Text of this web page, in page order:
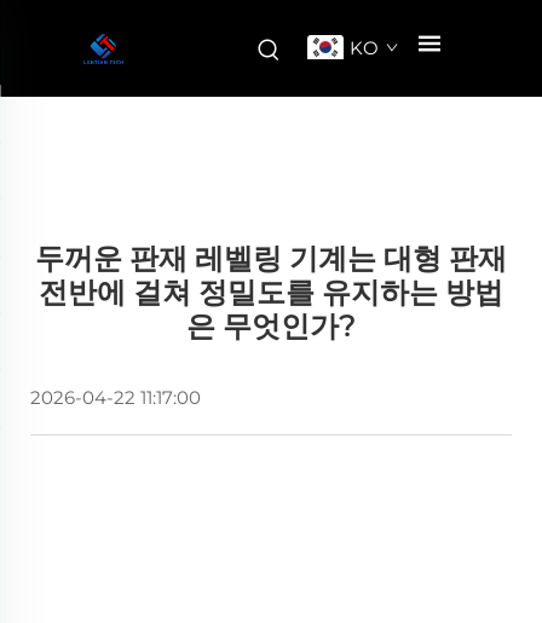
KO
두꺼운 판재 레벨링 기계는 대형 판재
전반에 걸쳐 정밀도를 유지하는 방법
은 무엇인가?
2026-04-22 11:17:00